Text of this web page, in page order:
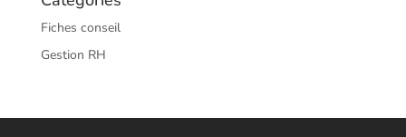
Fiches conseil
Gestion RH